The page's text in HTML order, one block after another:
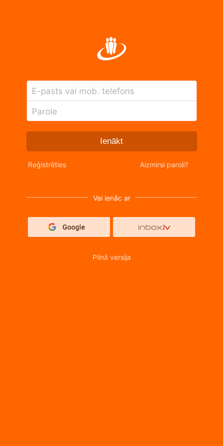
E-pasts vai mob. telefons
Parole
Ienākt
Reģistrēties Aizmirsi paroli?
Vai ienāc ar
Pilnā versija